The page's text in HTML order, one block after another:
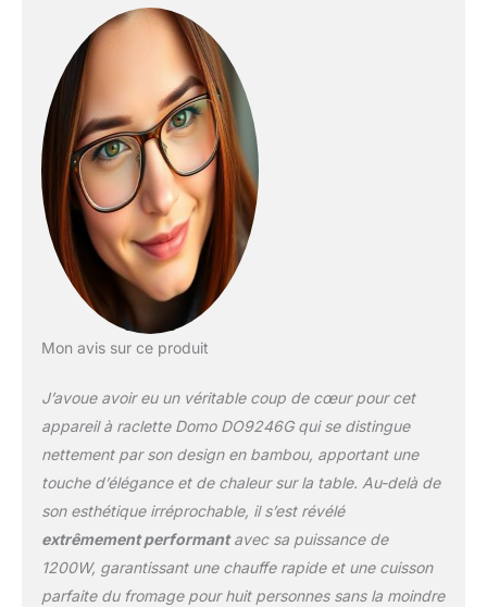
Mon avis sur ce produit
J’avoue avoir eu un véritable coup de cœur pour cet
appareil à raclette Domo DO9246G qui se distingue
nettement par son design en bambou, apportant une
touche d’élégance et de chaleur sur la table. Au-delà de
son esthétique irréprochable, il s’est révélé
extrêmement performantavec sa puissance de
1200W, garantissant une chauffe rapide et une cuisson
parfaite du fromage pour huit personnes sans la moindre